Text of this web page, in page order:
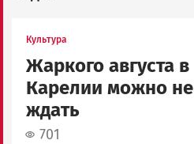
Культура
Жаркого августа в
Карелии можно не
ждать
701